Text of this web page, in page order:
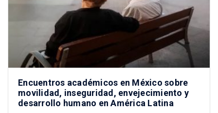
Encuentros académicos en México sobre
movilidad, inseguridad, envejecimiento y
desarrollo humano en América Latina